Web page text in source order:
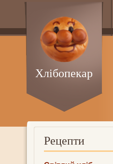
Хлібопекар
Рецепти